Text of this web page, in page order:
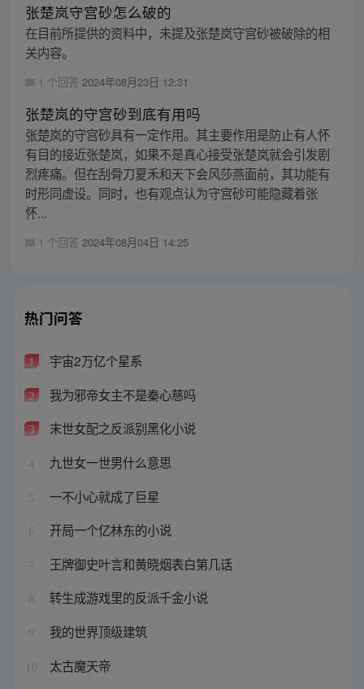
张楚岚守宫砂怎么破的
在目前所提供的资料中，未提及张楚岚守宫砂被破除的相
关内容。
1 个回答 2024年08月23日 12:31
张楚岚的守宫砂到底有用吗
张楚岚的守宫砂具有一定作用。其主要作用是防止有人怀
有目的接近张楚岚，如果不是真心接受张楚岚就会引发剧
烈疼痛。但在刮骨刀夏禾和天下会风莎燕面前，其功能有
时形同虚设。同时，也有观点认为守宫砂可能隐藏着张
怀...
1 个回答 2024年08月04日 14:25
热门问答
1 宇宙2万亿个星系
2 我为邪帝女主不是秦心慈吗
3 末世女配之反派别黑化小说
4 九世女一世男什么意思
5 一不小心就成了巨星
6 开局一个亿林东的小说
7 王牌御史叶言和黄晓烟表白第几话
8 转生成游戏里的反派千金小说
9 我的世界顶级建筑
10 太古魔天帝